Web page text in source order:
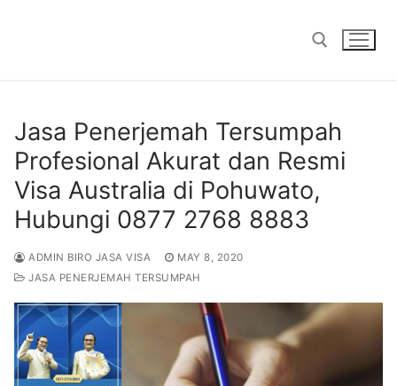
Jasa Penerjemah Tersumpah
Profesional Akurat dan Resmi
Visa Australia di Pohuwato,
Hubungi 0877 2768 8883
ADMIN BIRO JASA VISA
MAY 8, 2020
JASA PENERJEMAH TERSUMPAH